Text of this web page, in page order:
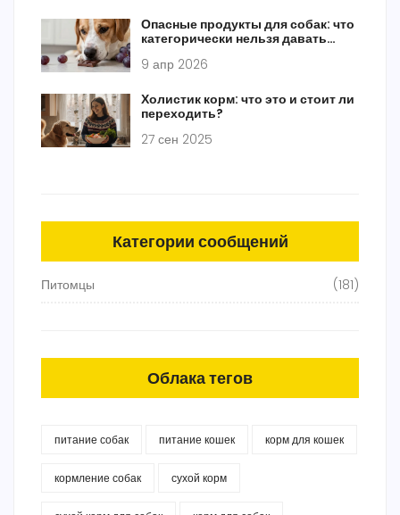
Опасные продукты для собак: что
категорически нельзя давать
9 апр 2026
Холистик корм: что это и стоит ли
переходить?
27 сен 2025
Категории сообщений
Питомцы (181)
Облака тегов
питание собак питание кошек корм для кошек
кормление собак сухой корм